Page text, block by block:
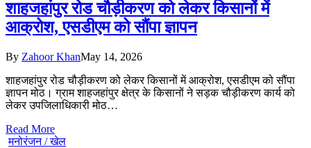
शाहजहांपुर रोड चौड़ीकरण को लेकर किसानों में
आक्रोश, एसडीएम को सौंपा ज्ञापन
By Zahoor KhanMay 14, 2026
शाहजहांपुर रोड चौड़ीकरण को लेकर किसानों में आक्रोश, एसडीएम को सौंपा
ज्ञापन मोठ। ग्राम शाहजहांपुर क्षेत्र के किसानों ने सड़क चौड़ीकरण कार्य को
लेकर उपजिलाधिकारी मोठ…
Read More
मनोरंजन / खेल